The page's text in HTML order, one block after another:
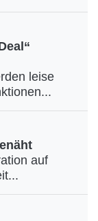
leise
auf